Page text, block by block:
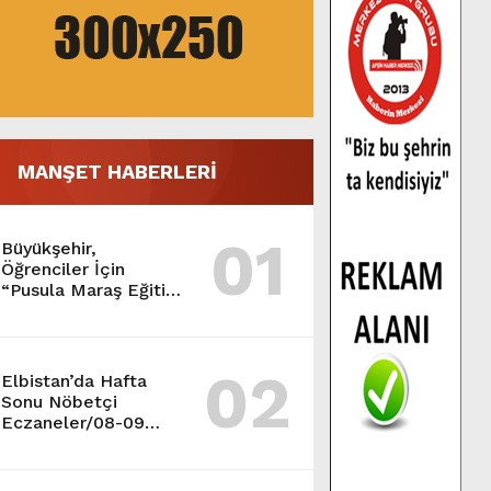
MANŞET HABERLERİ
Büyükşehir,
Öğrenciler İçin
“Pusula Maraş Eğitim
01
Elbistan’da Hafta
Sonu Nöbetçi
Eczaneler/08-09
02